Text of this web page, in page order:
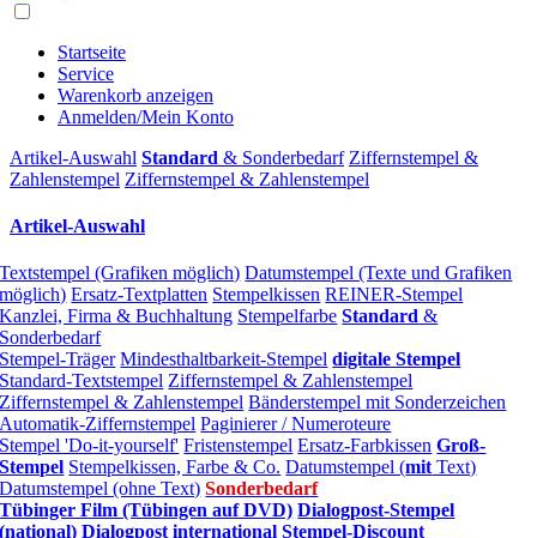
Startseite
Service
Warenkorb anzeigen
Anmelden/Mein Konto
Artikel-Auswahl Standard & Sonderbedarf Ziffernstempel &
Zahlenstempel Ziffernstempel & Zahlenstempel
Artikel-Auswahl
Textstempel (Grafiken möglich) Datumstempel (Texte und Grafiken
möglich) Ersatz-Textplatten Stempelkissen REINER-Stempel
Kanzlei, Firma & Buchhaltung Stempelfarbe Standard &
Sonderbedarf
Stempel-Träger Mindesthaltbarkeit-Stempel digitale Stempel
Standard-Textstempel Ziffernstempel & Zahlenstempel
Ziffernstempel & Zahlenstempel Bänderstempel mit Sonderzeichen
Automatik-Ziffernstempel Paginierer / Numeroteure
Stempel 'Do-it-yourself' Fristenstempel Ersatz-Farbkissen Groß-
Stempel Stempelkissen, Farbe & Co. Datumstempel (mit Text)
Datumstempel (ohne Text) Sonderbedarf
Tübinger Film (Tübingen auf DVD) Dialogpost-Stempel
(national) Dialogpost international Stempel-Discount